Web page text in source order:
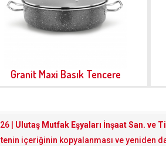
Granit Maxi Basık Tencere
| Ulutaş Mutfak Eşyaları İnşaat San. ve
içeriğinin kopyalanması ve yeniden